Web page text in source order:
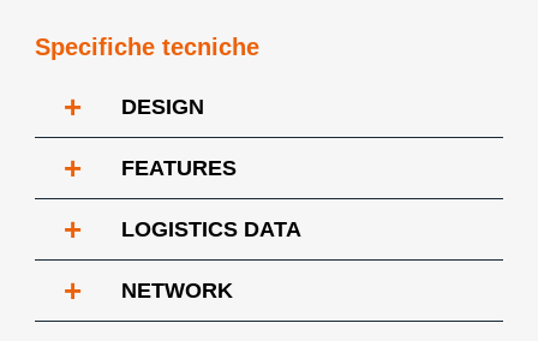
Specifiche tecniche
+ DESIGN
+ FEATURES
+ LOGISTICS DATA
+ NETWORK